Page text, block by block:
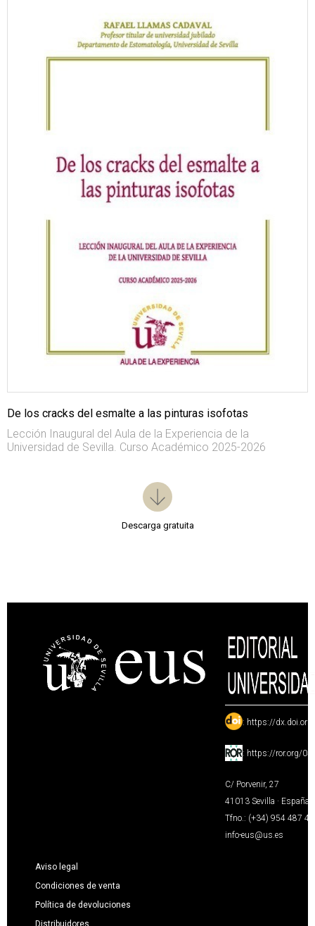
De los cracks del esmalte a las pinturas isofotas
Lección Inaugural del Aula de la Experiencia de la
Universidad de Sevilla. Curso Académico 2025-2026
Descarga gratuita
: https://
: https://ror.org/
C/ Porvenir, 27
41013 Sevilla · España
Tfno.: (+34) 954 487
info-eus@us.es
Aviso legal
Condiciones de venta
Política de devoluciones
Distribuidores